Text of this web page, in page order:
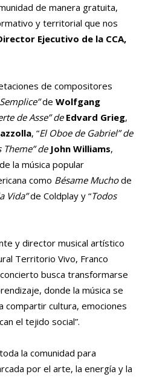
de manera gratuita,
y territorial que nos
Ejecutivo de la CCA,
de compositores
de Wolfgang
de Asse” de Edvard Grieg,
, “El Oboe de Gabriel” de
Theme” de John Williams,
la música popular
como Bésame Muchode
Vida”de Coldplay y “Todos
y director musical artístico
Territorio Vivo, Franco
busca transformarse
donde la música se
compartir cultura, emociones
el tejido social”.
la comunidad para
por el arte, la energía y la